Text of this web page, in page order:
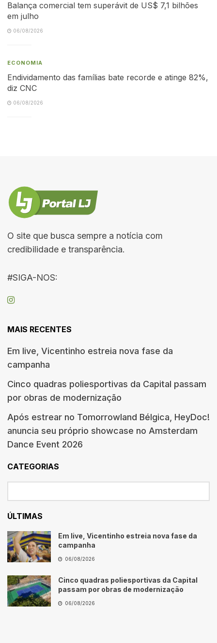
Balança comercial tem superávit de US$ 7,1 bilhões
em julho
06/08/2026
ECONOMIA
Endividamento das famílias bate recorde e atinge 82%,
diz CNC
06/08/2026
O site que busca sempre a notícia com
credibilidade e transparência.
#SIGA-NOS:
MAIS RECENTES
Em live, Vicentinho estreia nova fase da
campanha
Cinco quadras poliesportivas da Capital passam
por obras de modernização
Após estrear no Tomorrowland Bélgica, HeyDoc!
anuncia seu próprio showcase no Amsterdam
Dance Event 2026
CATEGORIAS
ÚLTIMAS
Em live, Vicentinho estreia nova fase da
campanha
06/08/2026
Cinco quadras poliesportivas da Capital
passam por obras de modernização
06/08/2026